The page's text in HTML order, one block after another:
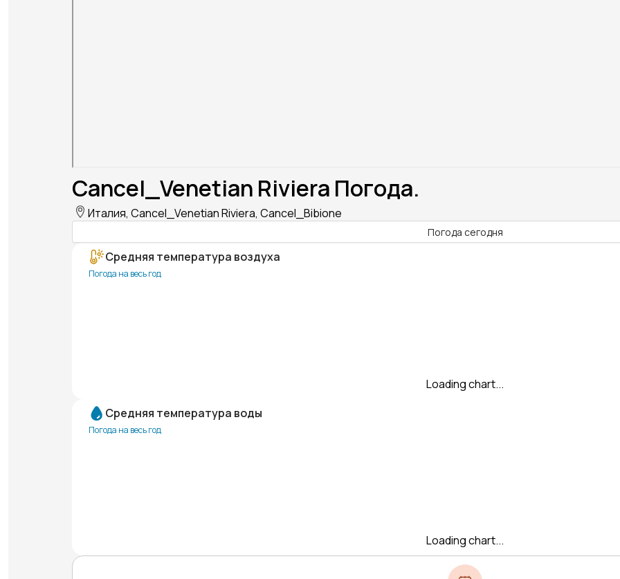
Cancel_Venetian Riviera Погода.
Италия, Cancel_Venetian Riviera, Cancel_Bibione
Погода сегодня
Средняя температура воздуха
Погода на весь год
Loading chart...
Средняя температура воды
Погода на весь год
Loading chart...